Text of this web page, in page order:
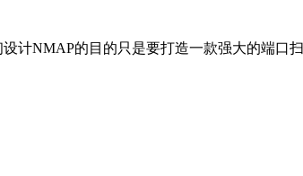
计NMAP的目的只是要打造一款强大的端